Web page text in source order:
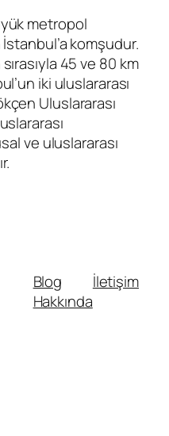
metropol
komşudur.
45 ve 80 km
iki uluslararası
Uluslararası
ve uluslararası
Blog
Hakkında
İletişim